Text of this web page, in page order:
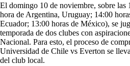
El domingo 10 de noviembre, sobre las
hora de Argentina, Uruguay; 14:00
Ecuador; 13:00 horas de México), se
temporada de dos clubes con
Nacional. Para esto, el proceso de
Universidad de Chile vs Everton se
del club local.